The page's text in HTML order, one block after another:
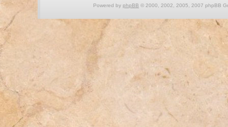
Powered by phpBB © 2000, 2002, 2005, 2007 phpBB